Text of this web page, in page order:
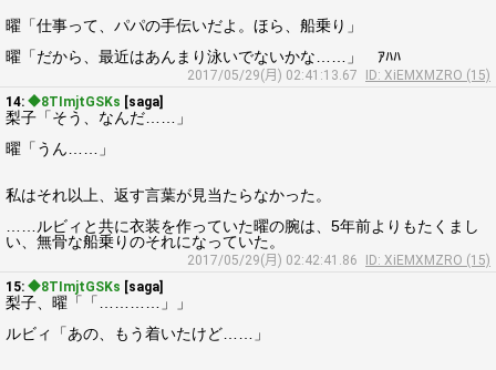
曜「仕事って、パパの手伝いだよ。ほら、船乗り」
曜「だから、最近はあんまり泳いでないかな……」 ｱﾊﾊ
2017/05/29(月) 02:41:13.67
ID: XiEMXMZRO (15)
14: ◆8TImjtGSKs [saga]
梨子「そう、なんだ……」
曜「うん……」
私はそれ以上、返す言葉が見当たらなかった。
……ルビィと共に衣装を作っていた曜の腕は、5年前よりもたくまし
い、無骨な船乗りのそれになっていた。
2017/05/29(月) 02:42:41.86
ID: XiEMXMZRO (15)
15: ◆8TImjtGSKs [saga]
梨子、曜「「…………」」
ルビィ「あの、もう着いたけど……」